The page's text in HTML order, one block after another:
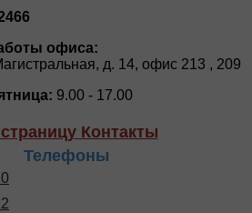
офиса:
д. 14, офис 213 , 209
9.00 - 17.00
Контакты
Телефоны